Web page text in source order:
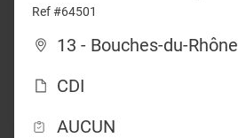
Ref #64501
13 - Bouches-du-Rhône
CDI
AUCUN